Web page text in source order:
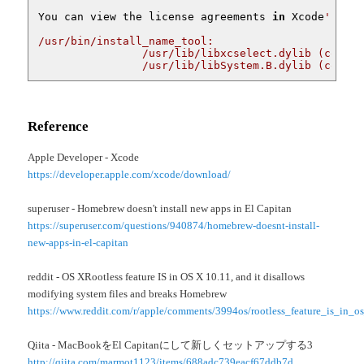
You can view the license agreements in Xcode 's
/usr/bin/install_name_tool:
/usr/lib/libSystem.B.dylib
Reference
Apple Developer - Xcode
https://developer.apple.com/xcode/download/
superuser - Homebrew doesn't install new apps in El Capitan
https://superuser.com/questions/940874/homebrew-doesnt-install-
new-apps-in-el-capitan
reddit - OS XRootless feature IS in OS X 10.11, and it disallows
modifying system files and breaks Homebrew
https://www.reddit.com/r/apple/comments/3994os/
Qiita - MacBookをEl Capitanにして新しくセットアップする3